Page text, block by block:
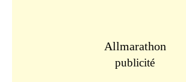
Allmarathon
publicité